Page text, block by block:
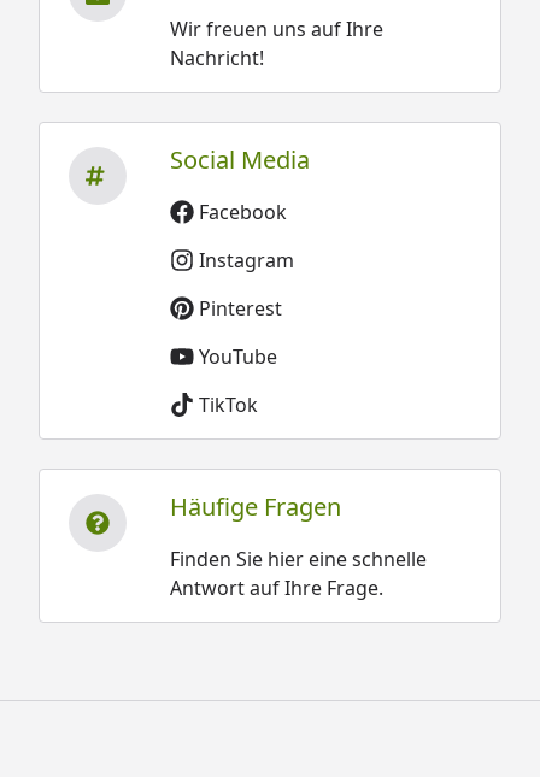
Wir freuen uns auf Ihre
Nachricht!
Social Media
Facebook
Instagram
Pinterest
YouTube
TikTok
Häufige Fragen
Finden Sie hier eine schnelle
Antwort auf Ihre Frage.